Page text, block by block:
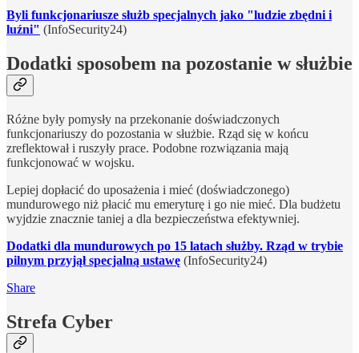
Byli funkcjonariusze służb specjalnych jako "ludzie zbędni i
luźni" (InfoSecurity24)
Dodatki sposobem na pozostanie w służbie
Różne były pomysły na przekonanie doświadczonych
funkcjonariuszy do pozostania w służbie. Rząd się w końcu
zreflektował i ruszyły prace. Podobne rozwiązania mają
funkcjonować w wojsku.
Lepiej dopłacić do uposażenia i mieć (doświadczonego)
mundurowego niż płacić mu emeryturę i go nie mieć. Dla budżetu
wyjdzie znacznie taniej a dla bezpieczeństwa efektywniej.
Dodatki dla mundurowych po 15 latach służby. Rząd w trybie
pilnym przyjął specjalną ustawę (InfoSecurity24)
Share
Strefa Cyber